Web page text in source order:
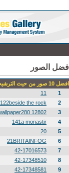
أفضل الصور
افضل 10 صور من حيث الترشيحات
1
11
2
122beside the rock
3
12802 wallpaper280
4
141a monastir
5
20
6
21BRITAINFOG
7
42-17016573
8
42-17348510
9
42-17348581